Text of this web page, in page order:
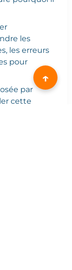
les
les erreurs
pour
par
cette
↑